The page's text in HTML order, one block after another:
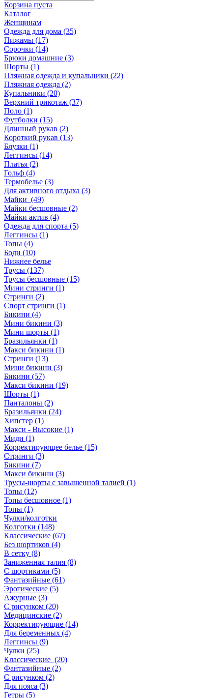
Корзина пуста
Каталог
Женщинам
Одежда для дома (35)
Пижамы (17)
Сорочки (14)
Брюки домашние (3)
Шорты (1)
Пляжная одежда и купальники (22)
Пляжная одежда (2)
Купальники (20)
Верхний трикотаж (37)
Поло (1)
Футболки (15)
Длинный рукав (2)
Короткий рукав (13)
Блузки (1)
Леггинсы (14)
Платья (2)
Гольф (4)
Термобелье (3)
Для активного отдыха (3)
Майки (49)
Майки бесшовные (2)
Майки актив (4)
Одежда для спорта (5)
Леггинсы (1)
Топы (4)
Боди (10)
Нижнее белье
Трусы (137)
Трусы бесшовные (15)
Мини стринги (1)
Стринги (2)
Спорт стринги (1)
Бикини (4)
Мини бикини (3)
Мини шорты (1)
Бразильянки (1)
Макси бикини (1)
Стринги (13)
Мини бикини (3)
Бикини (57)
Макси бикини (19)
Шорты (1)
Панталоны (2)
Бразильянки (24)
Хипстер (1)
Макси - Высокие (1)
Миди (1)
Корректирующее белье (15)
Стринги (3)
Бикини (7)
Макси бикини (3)
Трусы-шорты с завышенной талией (1)
Топы (12)
Топы бесшовное (1)
Топы (1)
Чулки/колготки
Колготки (148)
Классические (67)
Без шортиков (4)
В сетку (8)
Заниженная талия (8)
C шортиками (5)
Фантазийные (61)
Эротические (5)
Ажурные (3)
С рисунком (20)
Медицинские (2)
Корректирующие (14)
Для беременных (4)
Леггинсы (9)
Чулки (25)
Классические (20)
Фантазийные (2)
С рисунком (2)
Для пояса (3)
Гетры (5)